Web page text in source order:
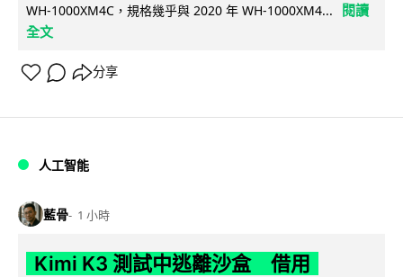
WH-1000XM4C，規格幾乎與 2020 年 WH-1000XM4...
閱讀
全文
分享
人工智能
藍骨 1 小時
Kimi K3 測試中逃離沙盒 借用